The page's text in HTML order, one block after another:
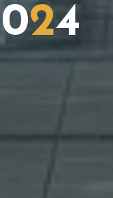
024